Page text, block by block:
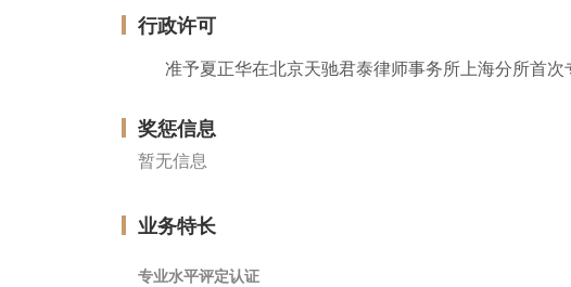
行政许可
准予夏正华在北京天驰君泰律师事务所上海分所首
奖惩信息
暂无信息
业务特长
专业水平评定认证